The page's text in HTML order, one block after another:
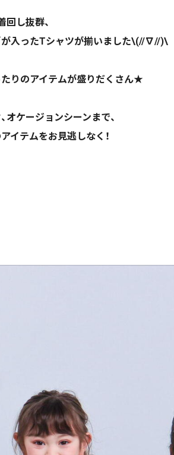
回し抜群、
が入ったTシャツが揃いました\(//∇//)\
りのアイテムが盛りだくさん★
オケージョンシーンまで、
イテムをお見逃しなく！